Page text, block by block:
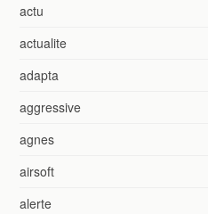
actu
actualite
adapta
aggressive
agnes
airsoft
alerte